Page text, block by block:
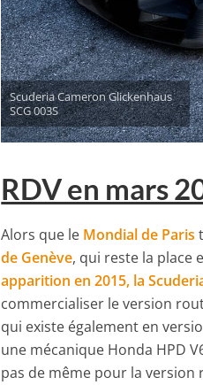
Scuderia Cameron Glickenhaus
SCG 003S
RDV en mars
Alors que le Mondial de Paris
de Genève, qui reste la place
apparition en 2015, la
commercialiser le version
qui existe également en
une mécanique Honda HPD
pas de même pour la